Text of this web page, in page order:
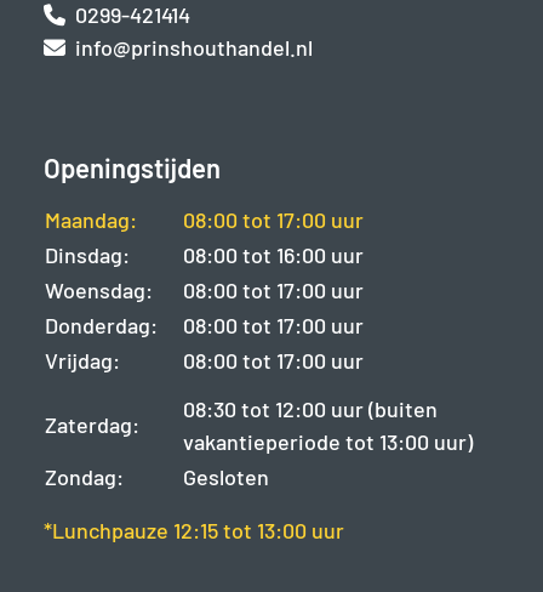
0299-421414
info@prinshouthandel.nl
Openingstijden
Maandag:
08:00 tot 17:00 uur
Dinsdag:
08:00 tot 16:00 uur
Woensdag:
08:00 tot 17:00 uur
Donderdag:
08:00 tot 17:00 uur
Vrijdag:
08:00 tot 17:00 uur
Zaterdag:
08:30 tot 12:00 uur (buiten
vakantieperiode tot 13:00 uur)
Zondag:
Gesloten
*Lunchpauze 12:15 tot 13:00 uur